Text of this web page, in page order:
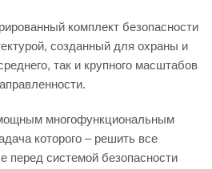
комплект безопасности
созданный для охраны и
так и крупного масштабов
многофункциональным
которого – решить все
перед системой безопасности